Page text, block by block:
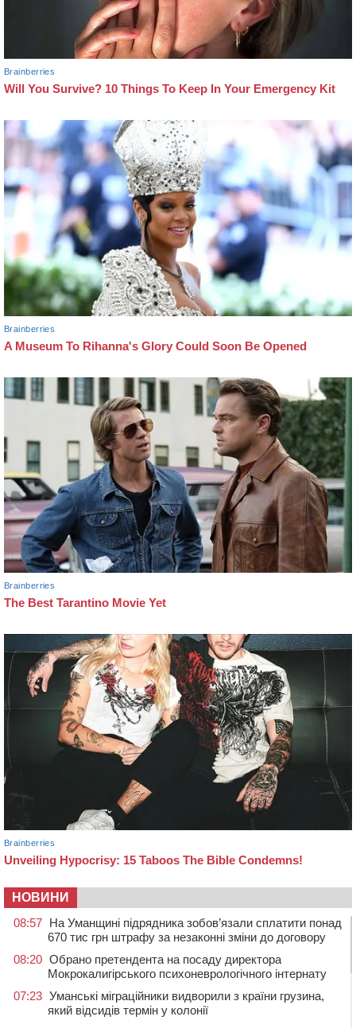
НОВИНИ
08:57 На Уманщині підрядника зобов’язали сплатити понад
670 тис грн штрафу за незаконні зміни до договору
08:20 Обрано претендента на посаду директора
Мокрокалигірського психоневрологічного інтернату
07:23 Уманські міграційники видворили з країни грузина,
який відсидів термін у колонії